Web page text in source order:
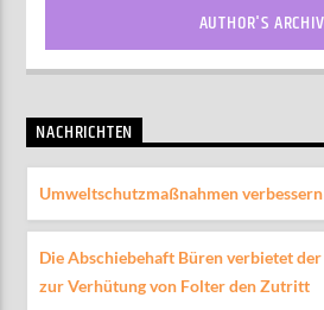
AUTHOR'S
NACHRICHTEN
Umweltschutzmaßnahmen
Die Abschiebehaft Büren verbietet
zur Verhütung von Folter den Zutritt